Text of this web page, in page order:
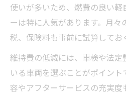
使いが多いため、燃費の良い軽
ーは特に人気があります。月
税、保険料も事前に試算してお
維持費の低減には、車検や法定
いる車両を選ぶことがポイン
容やアフターサービスの充実